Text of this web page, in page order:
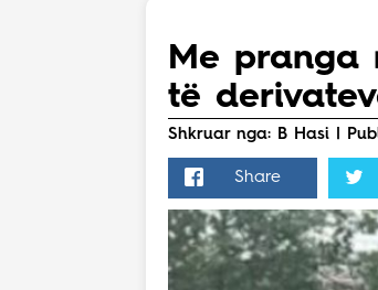
Teknologji
Bota
Argëtim
Maqedoni
Me pranga
të
Shkruar nga: B Hasi |
Share